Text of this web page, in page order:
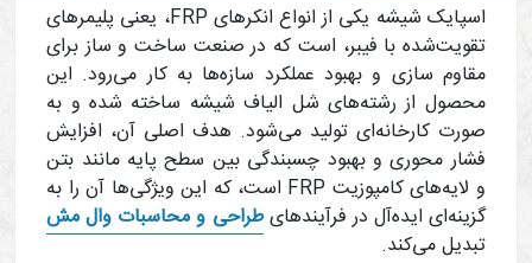
اسپایک شیشه یکی از انواع انکرهای FRP، یعنی پلیمرهای
تقویت‌شده با فیبر، است که در صنعت ساخت‌ و ساز برای
مقاوم‌ سازی و بهبود عملکرد سازه‌ها به کار می‌رود. این
محصول از رشته‌های شل الیاف شیشه ساخته شده و به
صورت کارخانه‌ای تولید می‌شود. هدف اصلی آن، افزایش
فشار محوری و بهبود چسبندگی بین سطح پایه مانند بتن
و لایه‌های کامپوزیت FRP است، که این ویژگی‌ها آن را به
گزینه‌ای ایده‌آل در فرآیندهایطراحی و محاسبات وال مش
تبدیل می‌کند.